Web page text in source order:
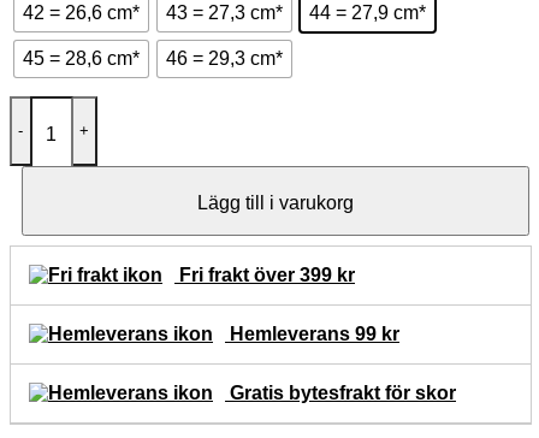
42 = 26,6 cm* 43 = 27,3 cm* 44 = 27,9 cm*
45 = 28,6 cm* 46 = 29,3 cm*
Podowell Oscar Svart mängd
Lägg till i varukorg
Fri frakt över 399 kr
Hemleverans 99 kr
Gratis bytesfrakt för skor